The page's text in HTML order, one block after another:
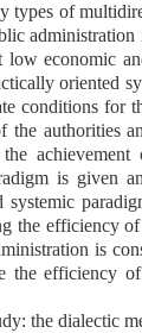
types of
economic
oriented
conditions for
authorities
is given
the efficiency
is
the efficiency
the dialectic